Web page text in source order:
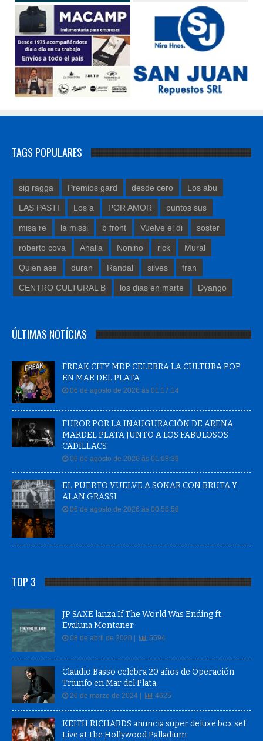
TAGS POPULARES
sig ragga Premios gard desde cero Los abu
LAS PASTI Los a POR AMOR puntos sus
misa re la missi b front Vuelve el di soster
roberto cova Analia Nonino rick Mural
Quien ase duran Randal silves fran
CENTRO CULTURAL B los dias en marte Dyango
ÚLTIMAS NOTÍCIAS
FREAK CITY MDP CELEBRA LA CULTURA POP
EN MAR DEL PLATA
06 de agosto de 2026 às 01:17:14
FUROR POR LA INAUGURACIÓN DE ARENA
MARDEL PLATA JUNTO A LOS FABULOSOS
CADILLACS.
06 de agosto de 2026 às 01:08:39
EL PUERTO VUELVE A SONAR CON BRUTA Y
ALAN GRASSI
06 de agosto de 2026 às 00:56:58
TOP 3
JP SAXE lanza If The World Was Ending ft.
Evaluna Montaner
08 de abril de 2020 | 5594
Claudio Basso celebra 20 años de Operación
Triunfo en Mar del Plata
26 de marzo de 2024 | 4625
KEITH RICHARDS anuncia super deluxe box set
Live at the Hollywood Palladium